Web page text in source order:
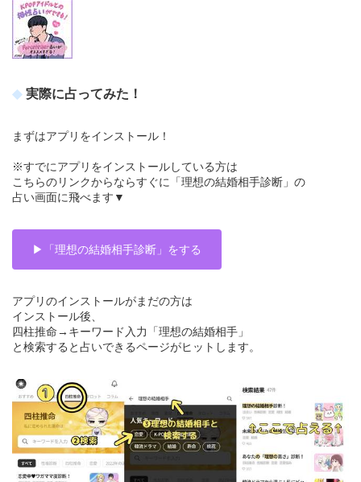
実際に占ってみた！
まずはアプリをインストール！
※すでにアプリをインストールしている方は
こちらのリンクからならすぐに「理想の結婚相手診断」の
占い画面に飛べます▼
▶︎「理想の結婚相手診断」をする
アプリのインストールがまだの方は
インストール後、
四柱推命→キーワード入力「理想の結婚相手」
と検索すると占いできるページがヒットします。